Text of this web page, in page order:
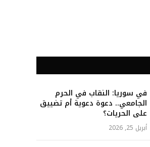
في سوريا: النقاب في الحرم
الجامعي.. دعوة دعوية أم تضييق
على الحريات؟
أبريل 25, 2026